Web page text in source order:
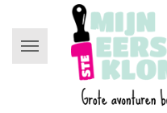
Toggle
navigation